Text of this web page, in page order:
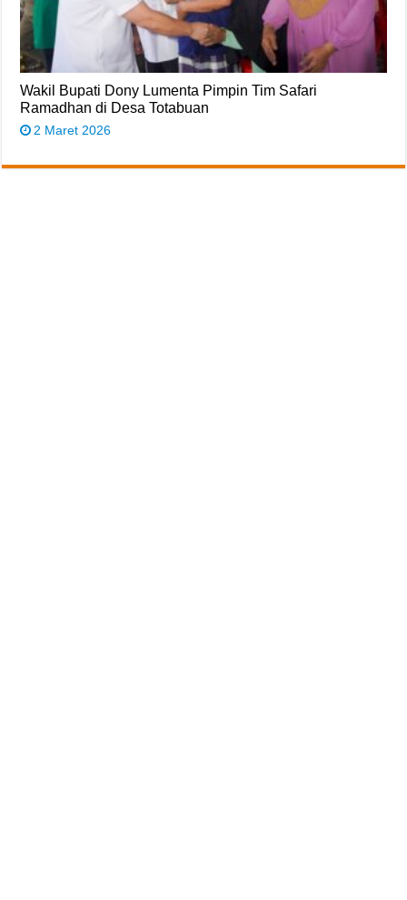
Wakil Bupati Dony Lumenta Pimpin Tim Safari
Ramadhan di Desa Totabuan
2 Maret 2026